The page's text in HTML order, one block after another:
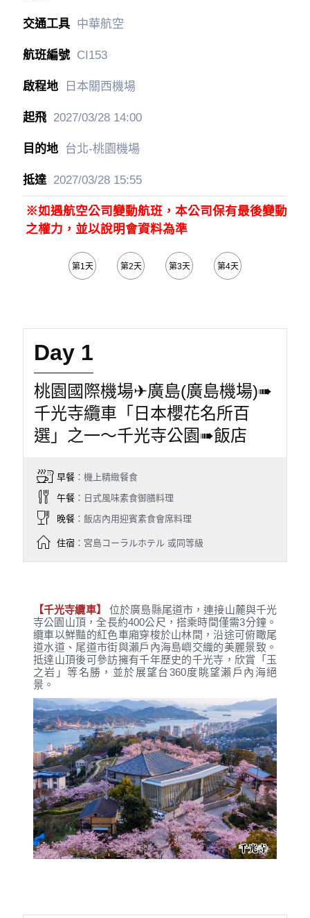
中華航空
CI153
日本關西機場
2027/03/2814:00
台北-桃園機場
2027/03/2815:55
※如遇航空公司變動航班，本公司保有最後變動
之權力，並以說明會資料為準
第1天 第2天 第3天 第4天
Day 1
桃園國際機場✈廣島(廣島機場)➠
千光寺纜車「日本櫻花名所百
選」之一〜千光寺公園➠飯店
早餐：機上精緻餐食
午餐：日式風味素食御膳料理
晚餐：飯店內用迎賓素食會席料理
住宿：宮島コーラルホテル 或同等級
【千光寺纜車】
位於廣島縣尾道市，連接山麓與千光
寺公園山頂，全長約400公尺，搭乘時間僅需3分鐘。
纜車以鮮豔的紅色車廂穿梭於山林間，沿途可俯瞰尾
道水道、尾道市街與瀨戶內海島嶼交織的美麗景致。
抵達山頂後可參訪擁有千年歷史的千光寺，欣賞「玉
之岩」等名勝，並於展望台360度眺望瀨戶內海絕
景。